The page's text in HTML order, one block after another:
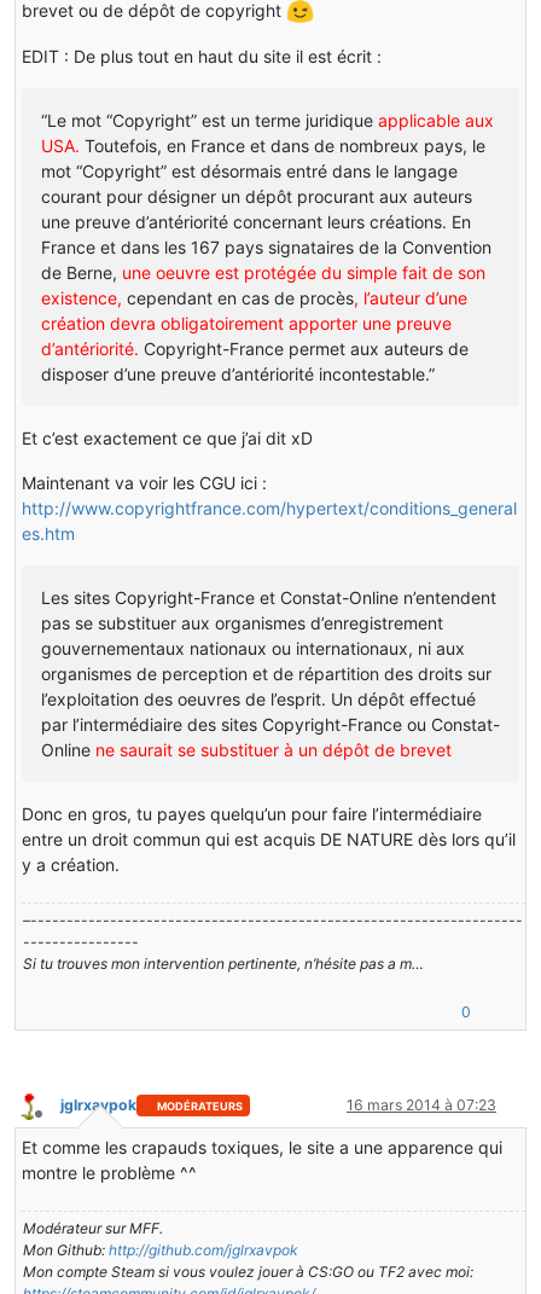
brevet ou de dépôt de copyright
EDIT : De plus tout en haut du site il est écrit :
“Le mot “Copyright” est un terme juridique applicable aux
USA. Toutefois, en France et dans de nombreux pays, le
mot “Copyright” est désormais entré dans le langage
courant pour désigner un dépôt procurant aux auteurs
une preuve d’antériorité concernant leurs créations. En
France et dans les 167 pays signataires de la Convention
de Berne, une oeuvre est protégée du simple fait de son
existence, cependant en cas de procès, l’auteur d’une
création devra obligatoirement apporter une preuve
d’antériorité. Copyright-France permet aux auteurs de
disposer d’une preuve d’antériorité incontestable.”
Et c’est exactement ce que j’ai dit xD
Maintenant va voir les CGU ici :
http://www.copyrightfrance.com/hypertext/conditions_general
es.htm
Les sites Copyright-France et Constat-Online n’entendent
pas se substituer aux organismes d’enregistrement
gouvernementaux nationaux ou internationaux, ni aux
organismes de perception et de répartition des droits sur
l’exploitation des oeuvres de l’esprit. Un dépôt effectué
par l’intermédiaire des sites Copyright-France ou Constat-
Online ne saurait se substituer à un dépôt de brevet
Donc en gros, tu payes quelqu’un pour faire l’intermédiaire
entre un droit commun qui est acquis DE NATURE dès lors qu’il
y a création.
–--------------------------------------------------------------------
----------------
Si tu trouves mon intervention pertinente, n’hésite pas a m…
0
Hors-ligne
jglrxavpok MODÉRATEURS 16 mars 2014 à 07:23
Et comme les crapauds toxiques, le site a une apparence qui
montre le problème ^^
Modérateur sur MFF.
Mon Github: http://github.com/jglrxavpok
Mon compte Steam si vous voulez jouer à CS:GO ou TF2 avec moi: